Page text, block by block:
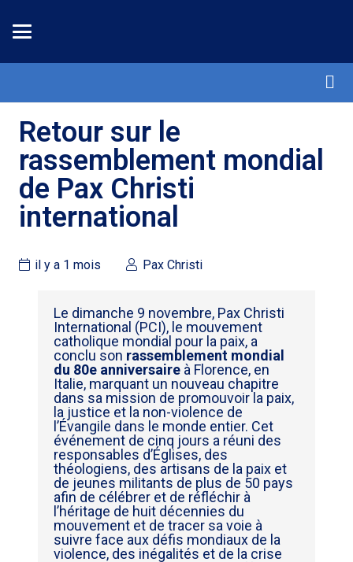
Retour sur le
rassemblement mondial
de Pax Christi
international
il y a 1 mois Pax Christi
Le dimanche 9 novembre, Pax Christi
International (PCI), le mouvement
catholique mondial pour la paix, a
conclu son rassemblement mondial
du 80e anniversaire à Florence, en
Italie, marquant un nouveau chapitre
dans sa mission de promouvoir la paix,
la justice et la non-violence de
l’Évangile dans le monde entier. Cet
événement de cinq jours a réuni des
responsables d’Églises, des
théologiens, des artisans de la paix et
de jeunes militants de plus de 50 pays
afin de célébrer et de réfléchir à
l’héritage de huit décennies du
mouvement et de tracer sa voie à
suivre face aux défis mondiaux de la
violence, des inégalités et de la crise